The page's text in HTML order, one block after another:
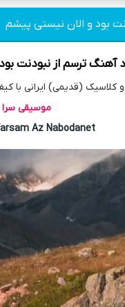
بود و الان نیستی پیشم
آهنگ ترسم از نبودنت
(قدیمی) ایرانی با
موسیقی سرا
Az Nabodanet